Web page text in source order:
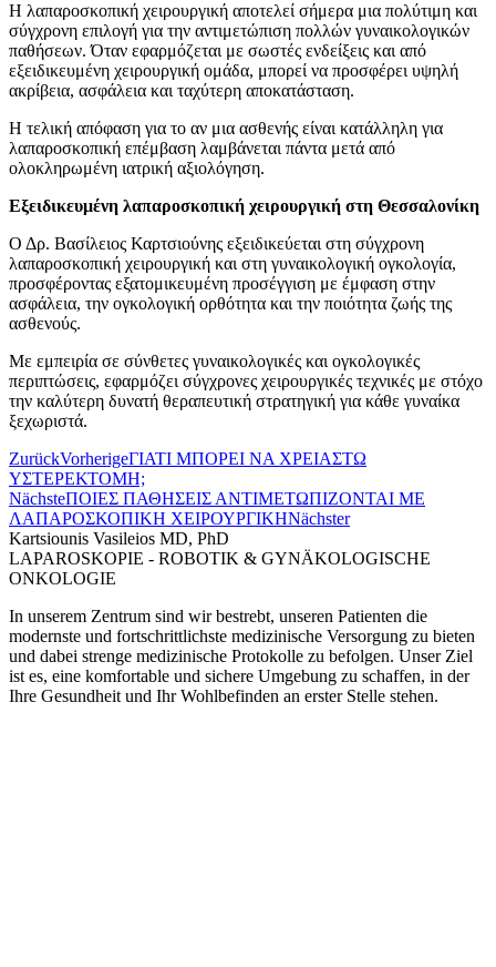
Η λαπαροσκοπική χειρουργική αποτελεί σήμερα μια πολύτιμη και
σύγχρονη επιλογή για την αντιμετώπιση πολλών γυναικολογικών
παθήσεων. Όταν εφαρμόζεται με σωστές ενδείξεις και από
εξειδικευμένη χειρουργική ομάδα, μπορεί να προσφέρει υψηλή
ακρίβεια, ασφάλεια και ταχύτερη αποκατάσταση.
Η τελική απόφαση για το αν μια ασθενής είναι κατάλληλη για
λαπαροσκοπική επέμβαση λαμβάνεται πάντα μετά από
ολοκληρωμένη ιατρική αξιολόγηση.
Εξειδικευμένη λαπαροσκοπική χειρουργική στη Θεσσαλονίκη
Ο Δρ. Βασίλειος Καρτσιούνης εξειδικεύεται στη σύγχρονη
λαπαροσκοπική χειρουργική και στη γυναικολογική ογκολογία,
προσφέροντας εξατομικευμένη προσέγγιση με έμφαση στην
ασφάλεια, την ογκολογική ορθότητα και την ποιότητα ζωής της
ασθενούς.
Με εμπειρία σε σύνθετες γυναικολογικές και ογκολογικές
περιπτώσεις, εφαρμόζει σύγχρονες χειρουργικές τεχνικές με στόχο
την καλύτερη δυνατή θεραπευτική στρατηγική για κάθε γυναίκα
ξεχωριστά.
ZurückVorherigeΓΙΑΤΙ ΜΠΟΡΕΙ ΝΑ ΧΡΕΙΑΣΤΩ
ΥΣΤΕΡΕΚΤΟΜΗ;
NächsteΠΟΙΕΣ ΠΑΘΗΣΕΙΣ ΑΝΤΙΜΕΤΩΠΙΖΟΝΤΑΙ ΜΕ
ΛΑΠΑΡΟΣΚΟΠΙΚΗ ΧΕΙΡΟΥΡΓΙΚΗNächster
Kartsiounis Vasileios MD, PhD
LAPAROSKOPIE - ROBOTIK & GYNÄKOLOGISCHE
ONKOLOGIE
In unserem Zentrum sind wir bestrebt, unseren Patienten die
modernste und fortschrittlichste medizinische Versorgung zu bieten
und dabei strenge medizinische Protokolle zu befolgen. Unser Ziel
ist es, eine komfortable und sichere Umgebung zu schaffen, in der
Ihre Gesundheit und Ihr Wohlbefinden an erster Stelle stehen.